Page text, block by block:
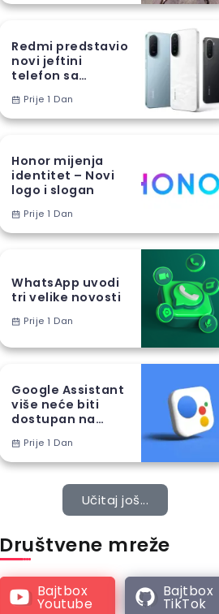
Redmi predstavio
novi jeftini
telefon sa
baterijom
Prije 1 Dan
Honor mijenja
identitet – Novi
logo i slogan
Prije 1 Dan
WhatsApp uvodi
tri velike novosti
Prije 1 Dan
Google Assistant
više neće biti
dostupan na
telefonima
Prije 1 Dan
Učitaj još...
Društvene mreže
Bajtbox
Youtube
Bajtbox
TikTok